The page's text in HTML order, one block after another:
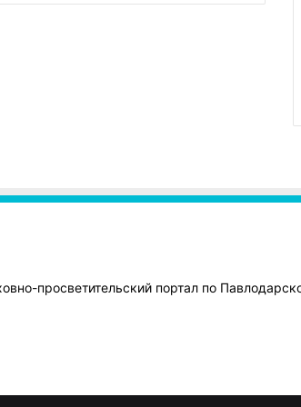
просветительский портал по